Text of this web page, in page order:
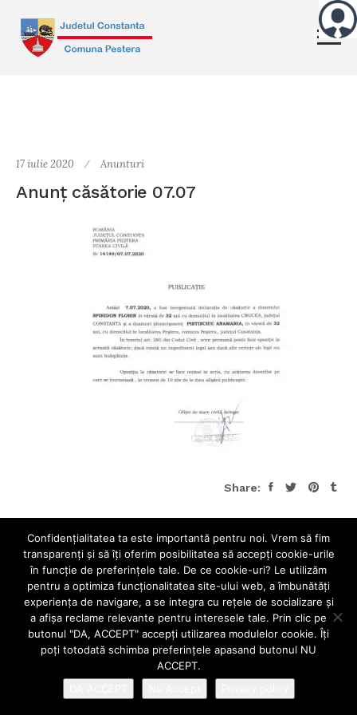
17 iulie 2020 Anunturi
Anunț căsătorie 07.07
Share:
Confidenţialitatea ta este importantă pentru noi. Vrem să fim
transparenţi și să îţi oferim posibilitatea să accepţi cookie-urile
în funcţie de preferinţele tale. De ce cookie-uri? Le utilizăm
pentru a optimiza funcţionalitatea site-ului web, a îmbunătăţi
experienţa de navigare, a se integra cu reţele de socializare şi
a afişa reclame relevante pentru interesele tale. Prin clic pe
butonul "DA, ACCEPT" accepţi utilizarea modulelor cookie. Îţi
poţi totodată schimba preferinţele apasand butonul NU
ACCEPT.